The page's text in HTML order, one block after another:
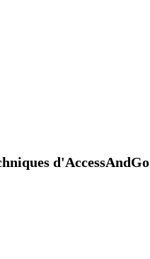
d'AccessAndGo